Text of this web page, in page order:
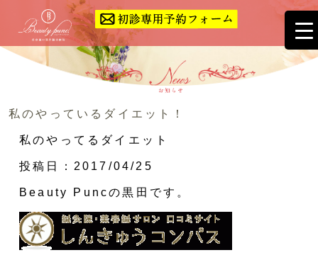
私のやっているダイエット！
私のやってるダイエット
投稿日：2017/04/25
Beauty Puncの黒田です。